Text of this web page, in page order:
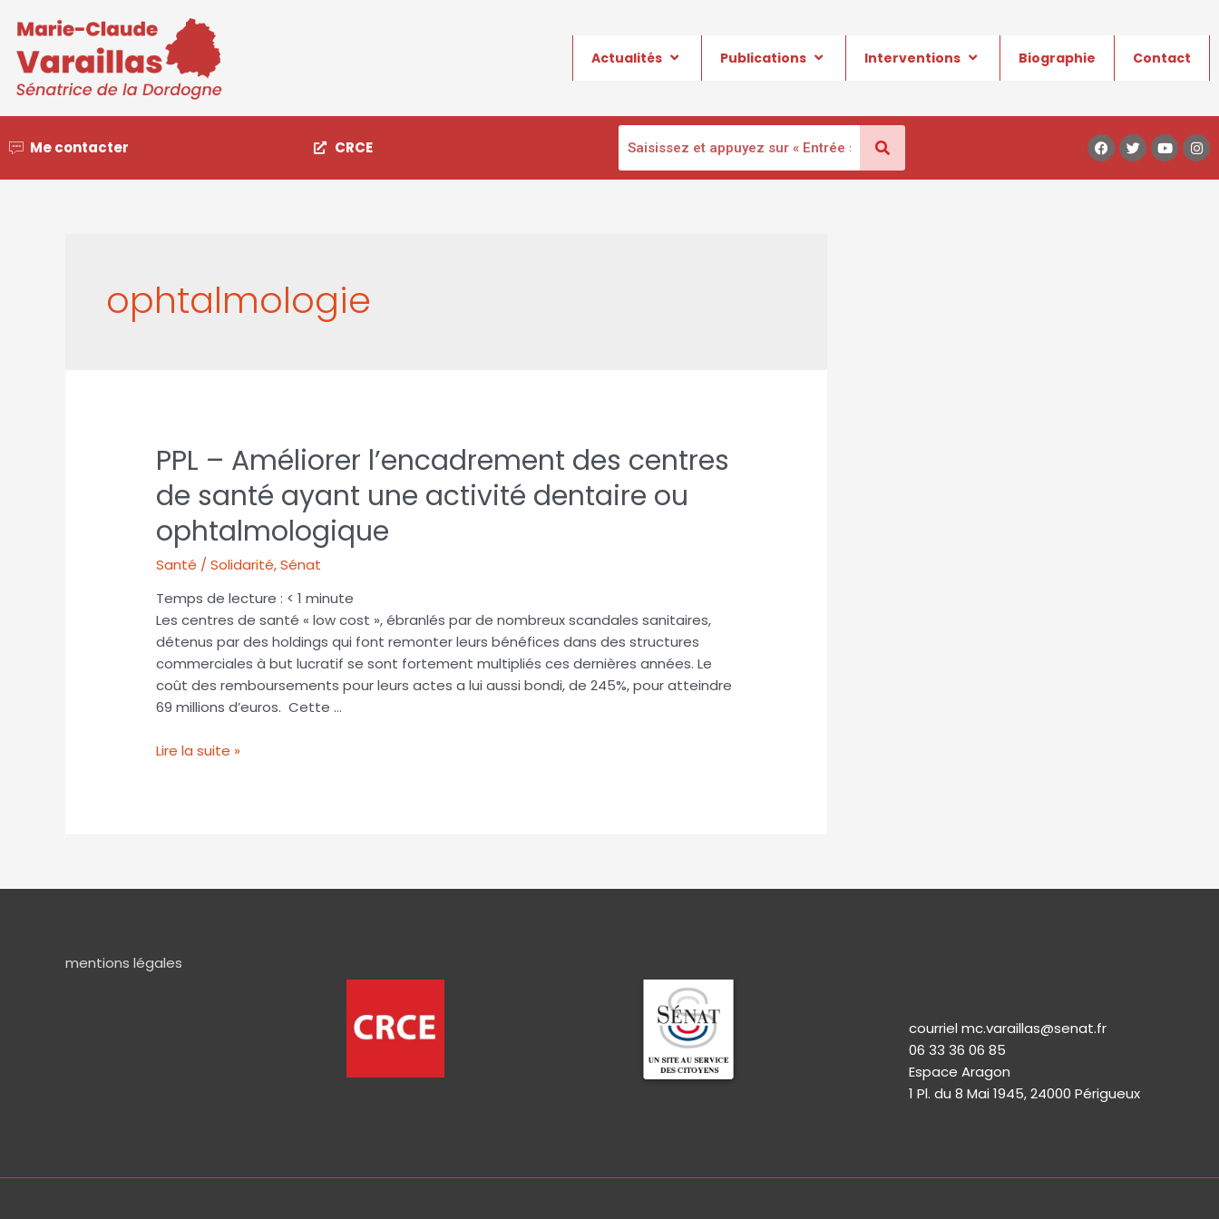
Actualités Publications Interventions Biographie Contact
Me contacter CRCE
ophtalmologie
PPL – Améliorer l’encadrement des centres
de santé ayant une activité dentaire ou
ophtalmologique
Santé / Solidarité,Sénat
Temps de lecture : < 1 minute
Les centres de santé « low cost », ébranlés par de nombreux scandales sanitaires,
détenus par des holdings qui font remonter leurs bénéfices dans des structures
commerciales à but lucratif se sont fortement multipliés ces dernières années. Le
coût des remboursements pour leurs actes a lui aussi bondi, de 245%, pour atteindre
69 millions d’euros. Cette …
Lire la suite »
mentions légales
courriel mc.varaillas@senat.fr
06 33 36 06 85
Espace Aragon
1 Pl. du 8 Mai 1945, 24000 Périgueux​